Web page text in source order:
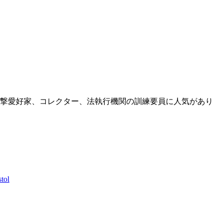
愛好家、コレクター、法執行機関の訓練要員に人気があり